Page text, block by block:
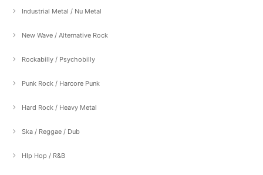
Industrial Metal / Nu Metal
New Wave / Alternative Rock
Rockabilly / Psychobilly
Punk Rock / Harcore Punk
Hard Rock / Heavy Metal
Ska / Reggae / Dub
HIp Hop / R&B